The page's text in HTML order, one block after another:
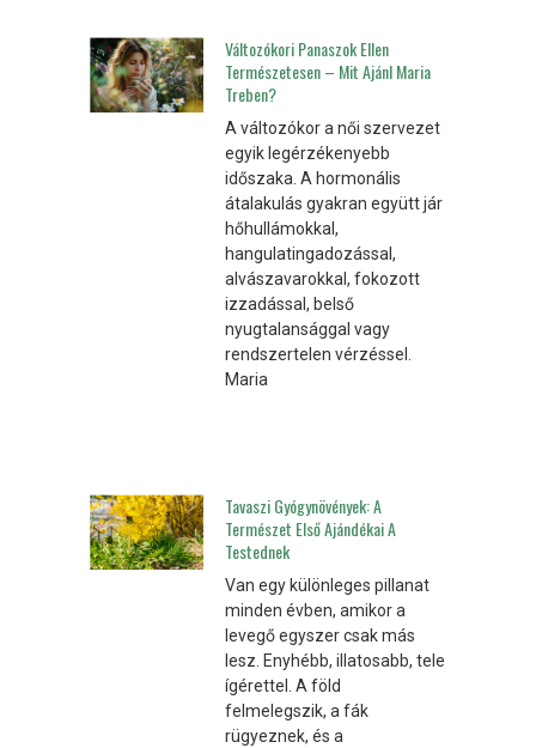
Változókori Panaszok Ellen
Természetesen – Mit Ajánl Maria
Treben?
A változókor a női szervezet
egyik legérzékenyebb
időszaka. A hormonális
átalakulás gyakran együtt jár
hőhullámokkal,
hangulatingadozással,
alvászavarokkal, fokozott
izzadással, belső
nyugtalansággal vagy
rendszertelen vérzéssel.
Maria
Tavaszi Gyógynövények: A
Természet Első Ajándékai A
Testednek
Van egy különleges pillanat
minden évben, amikor a
levegő egyszer csak más
lesz. Enyhébb, illatosabb, tele
ígérettel. A föld
felmelegszik, a fák
rügyeznek, és a